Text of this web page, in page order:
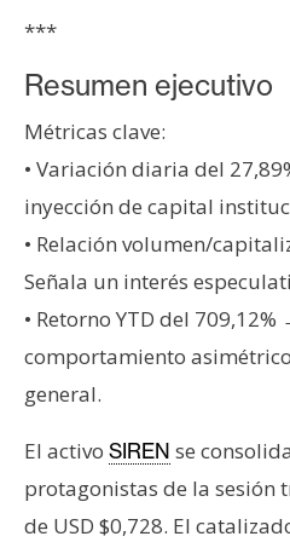
T
e
a
s
R
e
c
r
s
o
***
Resumen ejecutivo
Métricas clave:
• Variación diaria del
inyección de capital
• Relación volumen/
Señala un interés
• Retorno YTD del
comportamiento
general.
El activo SIREN se
protagonistas de la sesión
de USD $0,728. El